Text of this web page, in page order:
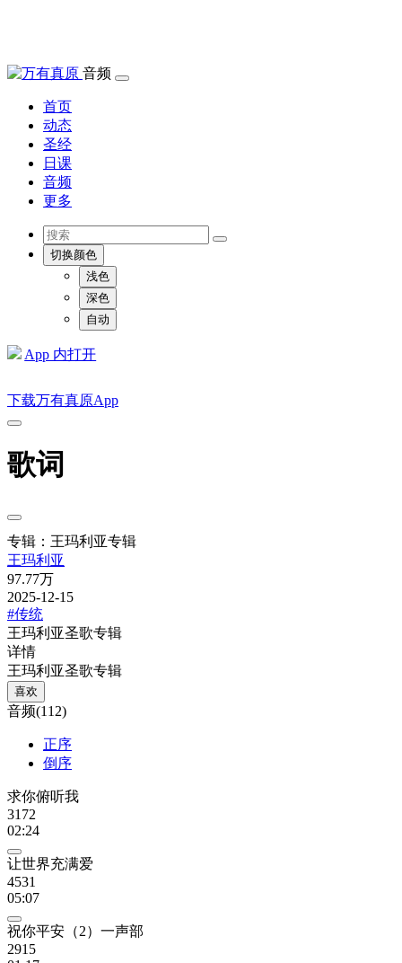
音频
首页
动态
圣经
日课
音频
更多
切换颜色
浅色
深色
自动
App 内打开
下载万有真原App
歌词
专辑：王玛利亚专辑
王玛利亚
97.77万
2025-12-15
#传统
王玛利亚圣歌专辑
详情
王玛利亚圣歌专辑
喜欢
音频(112)
正序
倒序
求你俯听我
3172
02:24
让世界充满爱
4531
05:07
祝你平安（2）一声部
2915